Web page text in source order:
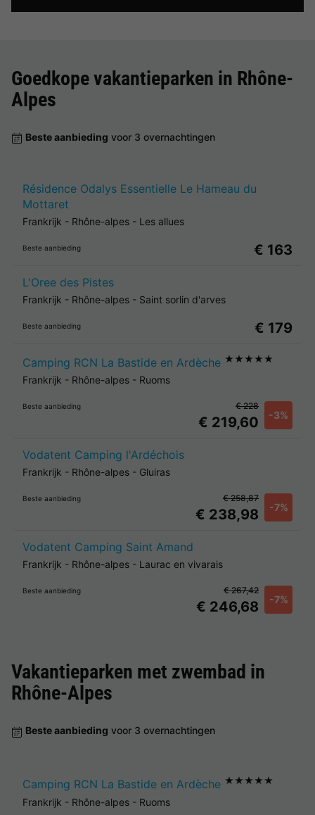
Goedkope vakantieparken in Rhône-
Alpes
Beste aanbieding voor 3 overnachtingen
Résidence Odalys Essentielle Le Hameau du
Mottaret
Frankrijk - Rhône-alpes - Les allues
Beste aanbieding € 163
L'Oree des Pistes
Frankrijk - Rhône-alpes - Saint sorlin d'arves
Beste aanbieding € 179
Camping RCN La Bastide en Ardèche ★★★★★
Frankrijk - Rhône-alpes - Ruoms
Beste aanbieding
€ 219,60 -3%
€ 228
Vodatent Camping l'Ardéchois
Frankrijk - Rhône-alpes - Gluiras
Beste aanbieding
€ 238,98 -7%
€ 258,87
Vodatent Camping Saint Amand
Frankrijk - Rhône-alpes - Laurac en vivarais
Beste aanbieding
€ 246,68 -7%
€ 267,42
Vakantieparken met zwembad in
Rhône-Alpes
Beste aanbieding voor 3 overnachtingen
Camping RCN La Bastide en Ardèche ★★★★★
Frankrijk - Rhône-alpes - Ruoms